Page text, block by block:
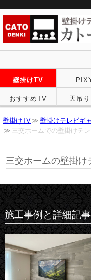
壁掛けTV
おすすめTV 天吊
壁掛けTV 壁掛けテレビギ
三交ホームでの壁掛けテ
三交ホームの壁掛け
施工事例と詳細記事